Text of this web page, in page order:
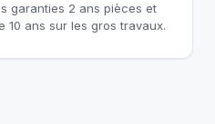
garanties 2 ans pièces et
ans sur les gros travaux.